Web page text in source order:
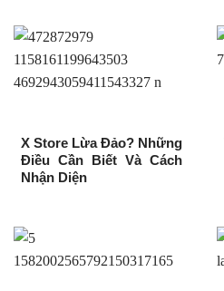
X Store Lừa Đảo? Những
Điều Cần Biết Và Cách
Nhận Diện